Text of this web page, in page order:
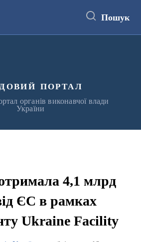
Пошук
портал
органів виконавчої влади
України
4,1 млрд
ЄС в рамках
Ukraine Facility